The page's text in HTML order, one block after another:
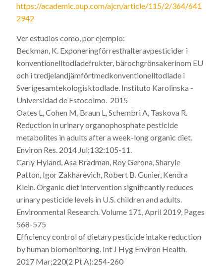
https://academic.oup.com/ajcn/article/115/2/364/641
2942
Ver estudios como, por ejemplo:
Beckman, K. Exponeringförresthalteravpesticider i
konventionelltodladefrukter, bärochgrönsakerinom EU
och i tredjelandjämförtmedkonventionelltodlade i
Sverigesamtekologisktodlade. Instituto Karolinska -
Universidad de Estocolmo. 2015
Oates L, Cohen M, Braun L, Schembri A, Taskova R.
Reduction in urinary organophosphate pesticide
metabolites in adults after a week-long organic diet.
Environ Res. 2014 Jul;132:105-11.
Carly Hyland, Asa Bradman, Roy Gerona, Sharyle
Patton, Igor Zakharevich, Robert B. Gunier, Kendra
Klein. Organic diet intervention significantly reduces
urinary pesticide levels in U.S. children and adults.
Environmental Research. Volume 171, April 2019, Pages
568-575
Efficiency control of dietary pesticide intake reduction
by human biomonitoring. Int J Hyg Environ Health.
2017 Mar;220(2 Pt A):254-260